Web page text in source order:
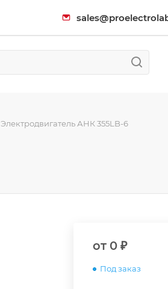
Электродвигатель АНК 355LB-6
от 0 ₽
Под заказ